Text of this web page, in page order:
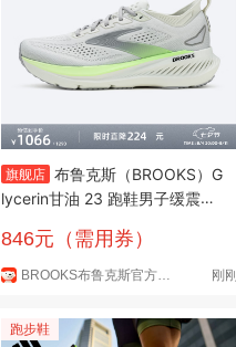
旗舰店 布鲁克斯（BROOKS）G
lycerin甘油 23 跑鞋男子缓震跑
黑色 41
846元（需用券）
BROOKS布鲁克斯官方旗舰店 刚
跑步鞋